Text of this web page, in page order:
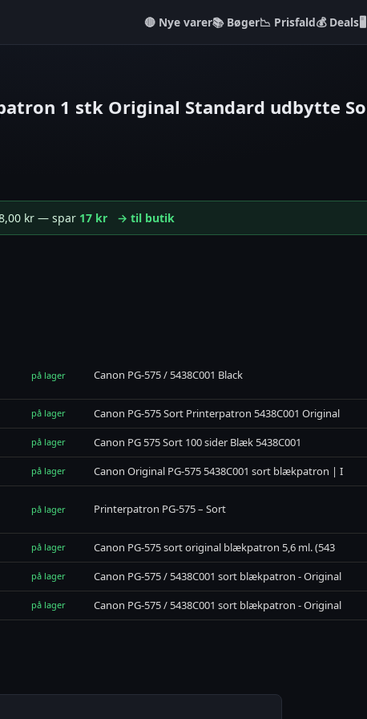
Nye varer📚 Bøger📉 Prisfald💰 Deals
1 stk Original Standard udbytte
kr — spar 17 kr → til butik
på lager Canon PG-575 / 5438C001 Black
på lager Canon PG-575 Sort Printerpatron 5438C001 Original
på lager Canon PG 575 Sort 100 sider Blæk 5438C001
på lager Canon Original PG-575 5438C001 sort blækpatron | I
på lager Printerpatron PG-575 – Sort
på lager Canon PG-575 sort original blækpatron 5,6 ml. (543
på lager Canon PG-575 / 5438C001 sort blækpatron - Original
på lager Canon PG-575 / 5438C001 sort blækpatron - Original